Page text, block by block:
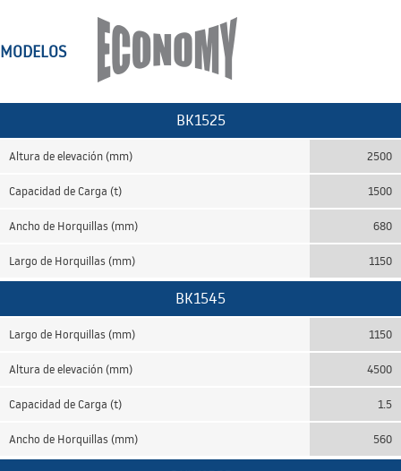
MODELOS
BK1525
Altura de elevación (mm) 2500
Capacidad de Carga (t) 1500
Ancho de Horquillas (mm) 680
Largo de Horquillas (mm) 1150
BK1545
Largo de Horquillas (mm) 1150
Altura de elevación (mm) 4500
Capacidad de Carga (t) 1.5
Ancho de Horquillas (mm) 560